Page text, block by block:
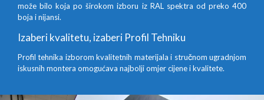
može bilo koja po širokom izboru iz RAL spektra od preko 400
boja i nijansi.
Izaberi kvalitetu, izaberi Profil Tehniku
Profil tehnika izborom kvalitetnih materijala i stručnom ugradnjom
iskusnih montera omogućava najbolji omjer cijene i kvalitete.